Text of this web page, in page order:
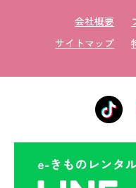
会社概要
サイトマップ